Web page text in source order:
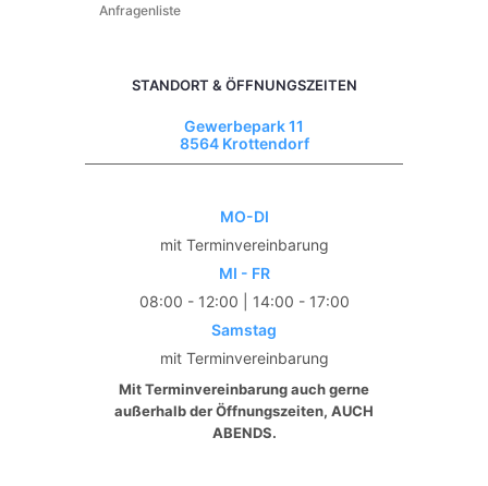
Anfragenliste
STANDORT & ÖFFNUNGSZEITEN
Gewerbepark 11
8564 Krottendorf
MO-DI
mit Terminvereinbarung
MI - FR
08:00 - 12:00 | 14:00 - 17:00
Samstag
mit Terminvereinbarung
Mit Terminvereinbarung auch gerne
außerhalb der Öffnungszeiten, AUCH
ABENDS.